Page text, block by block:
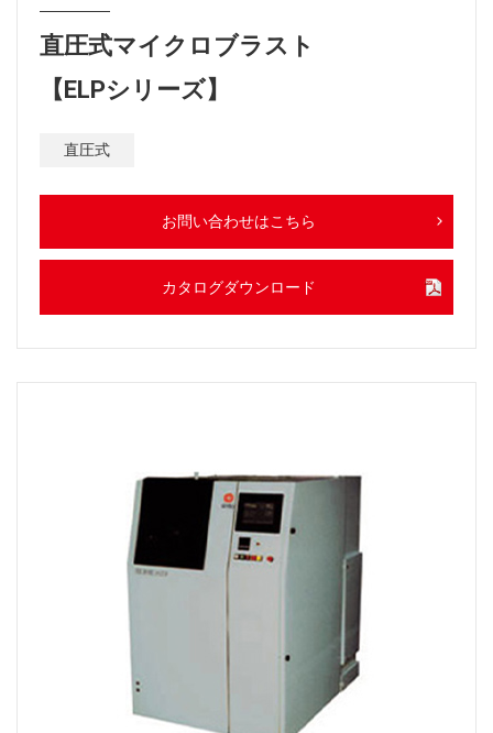
直圧式マイクロブラスト
【ELPシリーズ】
直圧式
お問い合わせはこちら
カタログダウンロード